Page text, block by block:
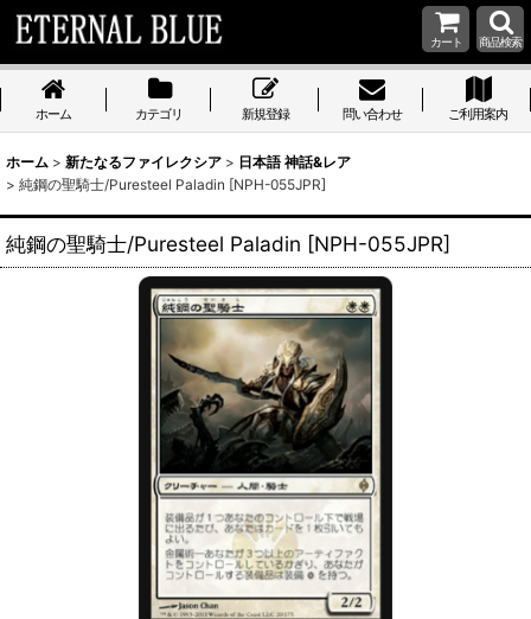
カート 商品検索
ホーム カテゴリ 新規登録 問い合わせ ご利用案内
ホーム > 新たなるファイレクシア > 日本語 神話&レア
> 純鋼の聖騎士/Puresteel Paladin [NPH-055JPR]
純鋼の聖騎士/Puresteel Paladin [NPH-055JPR]